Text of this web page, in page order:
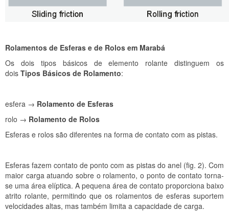
Rolamentos de Esferas e de Rolos em Marabá
Os dois tipos básicos de elemento rolante distinguem os
dois Tipos Básicos de Rolamento:
esfera → Rolamento de Esferas
rolo → Rolamento de Rolos
Esferas e rolos são diferentes na forma de contato com as pistas.
Esferas fazem contato de ponto com as pistas do anel (fig. 2). Com
maior carga atuando sobre o rolamento, o ponto de contato torna-
se uma área elíptica. A pequena área de contato proporciona baixo
atrito rolante, permitindo que os rolamentos de esferas suportem
velocidades altas, mas também limita a capacidade de carga.